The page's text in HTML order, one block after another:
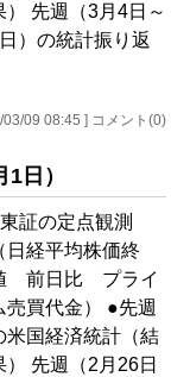
） 先週（3月4日～
）の統計振り返
03/09 08:45 ] コメント(0)
日）
証の定点観測
日経平均株価終
前日比 プライ
売買代金） ●先週
米国経済統計（結
） 先週（2月26日